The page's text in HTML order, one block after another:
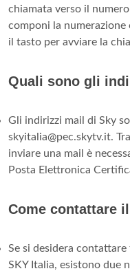
chiamata verso il
componi la
il tasto per avviare la
Quali sono gli
Gli indirizzi mail di Sky
skyitalia@pec.skytv.it.
inviare una mail è
Posta Elettronica
Come contattare
Se si desidera
SKY Italia, esistono due